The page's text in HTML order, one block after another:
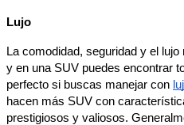
Lujo
La comodidad, seguridad y el
y en una SUV puedes encontrar
perfecto si buscas manejar con
hacen más SUV con
prestigiosos y valiosos.